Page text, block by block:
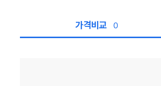
가격비교 0